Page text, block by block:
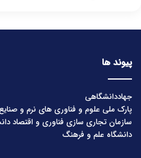
پیوند ها
جهاددانشگاهی
پارک ملی علوم و فناوری های نرم و
سازمان تجاری سازی فناوری و اقتصاد
دانشگاه علم و فرهنگ